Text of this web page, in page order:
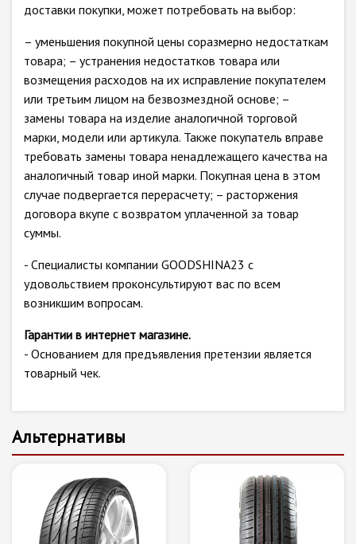
доставки покупки, может потребовать на выбор:
– уменьшения покупной цены соразмерно недостаткам
товара; – устранения недостатков товара или
возмещения расходов на их исправление покупателем
или третьим лицом на безвозмездной основе; –
замены товара на изделие аналогичной торговой
марки, модели или артикула. Также покупатель вправе
требовать замены товара ненадлежащего качества на
аналогичный товар иной марки. Покупная цена в этом
случае подвергается перерасчету; – расторжения
договора вкупе с возвратом уплаченной за товар
суммы.
- Специалисты компании GOODSHINA23 с
удовольствием проконсультируют вас по всем
возникшим вопросам.
Гарантии в интернет магазине.
- Основанием для предъявления претензии является
товарный чек.
Альтернативы